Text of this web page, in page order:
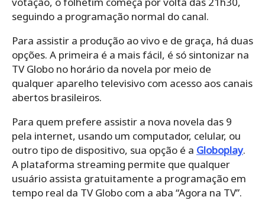
seguindo a programação normal do canal.
Para assistir a produção ao vivo e de graça, há duas
opções. A primeira é a mais fácil, é só sintonizar na
TV Globo no horário da novela por meio de
qualquer aparelho televisivo com acesso aos canais
abertos brasileiros.
Para quem prefere assistir a nova novela das 9
pela internet, usando um computador, celular, ou
outro tipo de dispositivo, sua opção é a Globoplay.
A plataforma streaming permite que qualquer
usuário assista gratuitamente a programação em
tempo real da TV Globo com a aba “Agora na TV”.